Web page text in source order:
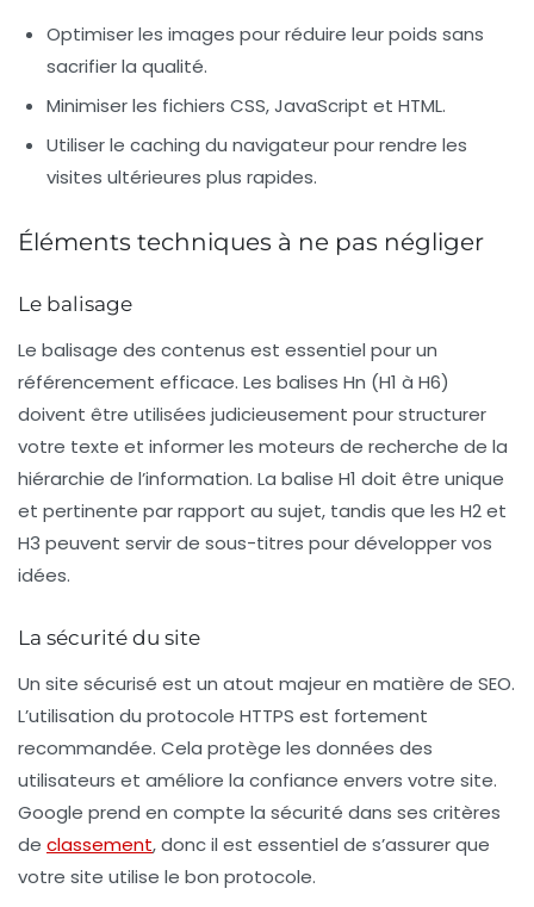
Optimiser les images pour réduire leur poids sans
sacrifier la qualité.
Minimiser les fichiers CSS, JavaScript et HTML.
Utiliser le caching du navigateur pour rendre les
visites ultérieures plus rapides.
Éléments techniques à ne pas négliger
Le balisage
Le balisage des contenus est essentiel pour un
référencement efficace. Les balises Hn (H1 à H6)
doivent être utilisées judicieusement pour structurer
votre texte et informer les moteurs de recherche de la
hiérarchie de l’information. La balise H1 doit être unique
et pertinente par rapport au sujet, tandis que les H2 et
H3 peuvent servir de sous-titres pour développer vos
idées.
La sécurité du site
Un site sécurisé est un atout majeur en matière de SEO.
L’utilisation du protocole HTTPS est fortement
recommandée. Cela protège les données des
utilisateurs et améliore la confiance envers votre site.
Google prend en compte la sécurité dans ses critères
de classement, donc il est essentiel de s’assurer que
votre site utilise le bon protocole.